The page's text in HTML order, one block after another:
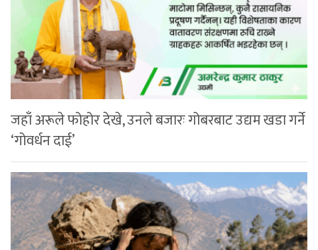
जहाँ अरूले फोहोर देखे, उनले बजारः गोबरबाट उद्यम खडा गर्ने
‘गोवर्धन दाई’